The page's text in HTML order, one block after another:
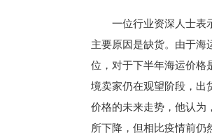
一位行业资深人士表
主要原因是缺货。由于海
位，对于下半年海运价格
境卖家仍在观望阶段，出
价格的未来走势，他认为
所下降，但相比疫情前仍